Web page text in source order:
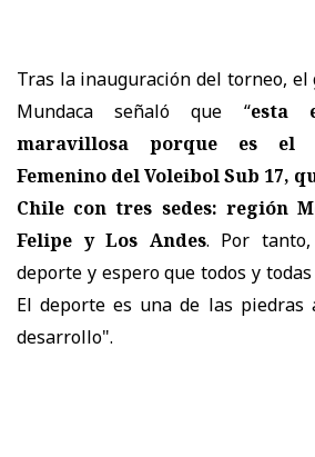
Tras la inauguración del torneo, el
Mundaca señaló que “esta
maravillosa porque es el
Femenino del Voleibol Sub 17,
Chile con tres sedes: región
Felipe y Los Andes. Por
deporte y espero que todos y
El deporte es una de las piedras
desarrollo".